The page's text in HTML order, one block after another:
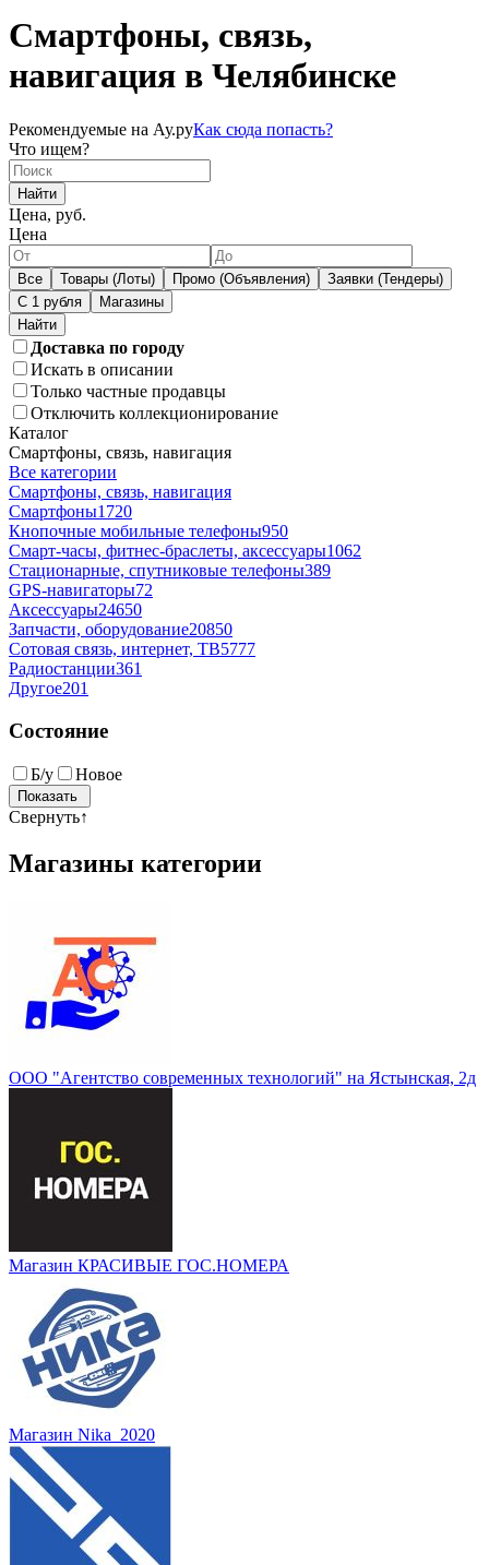
Смартфоны, связь,
навигация в Челябинске
Рекомендуемые на Ау.руКак сюда попасть?
Что ищем?
Найти
Цена, руб.
Цена
Все Товары (Лоты) Промо (Объявления)
Заявки (Тендеры)
С 1 рубля
Магазины
Доставка по городу
Искать в описании
Только частные продавцы
Отключить коллекционирование
Каталог
Смартфоны, связь, навигация
Все категории
Смартфоны, связь, навигация
Смартфоны1720
Кнопочные мобильные телефоны950
Смарт-часы, фитнес-браслеты, аксессуары1062
Стационарные, спутниковые телефоны389
GPS-навигаторы72
Аксессуары24650
Запчасти, оборудование20850
Сотовая связь, интернет, ТВ5777
Радиостанции361
Другое201
Состояние
Б/у Новое
Свернуть↑
Магазины категории
ООО "Агентство современных технологий" на Ястынская, 2д
Магазин КРАСИВЫЕ ГОС.НОМЕРА
Магазин Nika_2020